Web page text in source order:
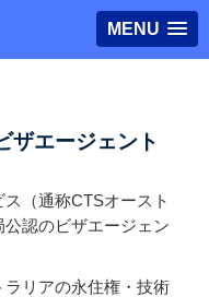
MENU
ザエージェント
（通称CTSオースト
認のビザエージェン
リアの永住権・技術